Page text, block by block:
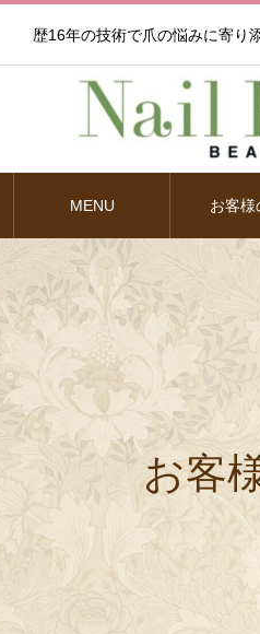
歴16年の技術で爪の悩みに寄り
MENU お客様
お客